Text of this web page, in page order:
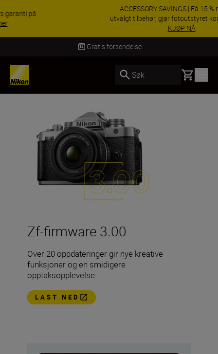
ACCESSORY SAVINGS | Få 15 % rabatt på
utvalgt tilbehør, gjør fotoutstyret komplett i dag.
Levering innen 3–6 virkedager
Søk Basket
Zf-firmware 3.00
Over 20 oppdateringer gir nye kreative
funksjoner og en smidigere
opptaksopplevelse.
LAST NED